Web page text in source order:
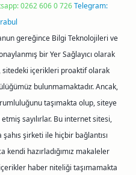
0262 606 0 726Telegram:
gereğince Bilgi Teknolojileri ve
bir Yer Sağlayıcı olarak
sitedeki içerikleri proaktif olarak
bulunmamaktadır. Ancak,
taşımakta olup, siteye
sayılırlar. Bu internet sitesi,
şirketi ile hiçbir bağlantısı
kendi hazırladığımız makaleler
haber niteliği taşımamakta